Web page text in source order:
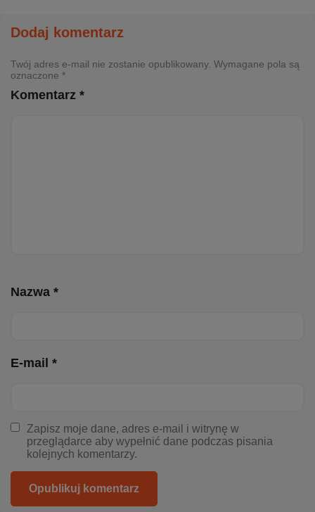
Dodaj komentarz
Twój adres e-mail nie zostanie opublikowany. Wymagane pola są
oznaczone *
Komentarz *
Nazwa *
E-mail *
Zapisz moje dane, adres e-mail i witrynę w
przeglądarce aby wypełnić dane podczas pisania
kolejnych komentarzy.
Opublikuj komentarz